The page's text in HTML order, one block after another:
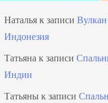
Наталья к записи
Индонезия
Татьяна к записи
Индии
Татьяны к записи